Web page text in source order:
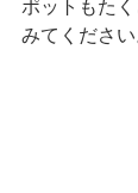
ポットもた
みてください